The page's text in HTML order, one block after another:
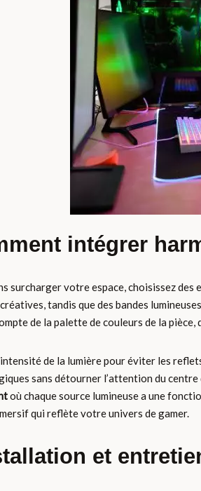
intégrer
surcharger votre espace, choisissez
tandis que des bandes lumineuses
de la palette de couleurs de la
de la lumière pour éviter les
sans détourner l’attention du
où chaque source lumineuse a une
qui reflète votre univers de gamer.
et